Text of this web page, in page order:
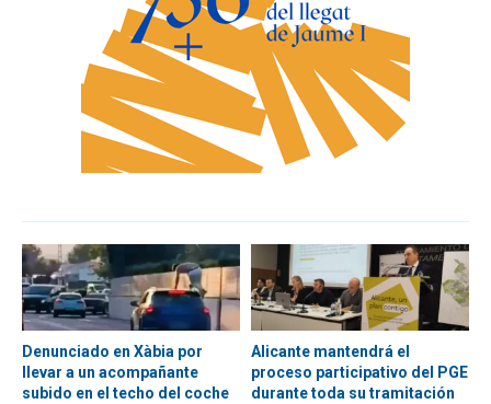
Denunciado en Xàbia por
llevar a un acompañante
subido en el techo del coche
Alicante mantendrá el
proceso participativo del PGE
durante toda su tramitación